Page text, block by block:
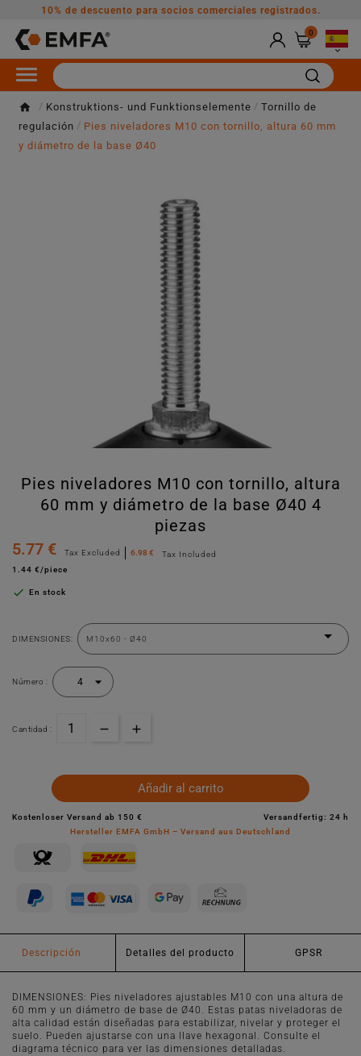
10% de descuento para socios comerciales registrados.
0

Konstruktions- und Funktionselemente
Tornillo de
regulación
Pies niveladores M10 con tornillo, altura 60 mm
y diámetro de la base Ø40
Pies niveladores M10 con tornillo, altura
60 mm y diámetro de la base Ø40 4
piezas
5.77 €
Tax Excluded 6.98 €
Tax Included
1.44 €/piece
 En stock
DIMENSIONES:
Número :
Cantidad :
Añadir al carrito
Kostenloser Versand ab 150 €
Versandfertig: 24 h
Hersteller EMFA GmbH – Versand aus Deutschland
Descripción Detalles del producto GPSR
DIMENSIONES: Pies niveladores ajustables M10 con una altura de
60 mm y un diámetro de base de Ø40. Estas patas niveladoras de
alta calidad están diseñadas para estabilizar, nivelar y proteger el
suelo. Pueden ajustarse con una llave hexagonal. Consulte el
diagrama técnico para ver las dimensiones detalladas.